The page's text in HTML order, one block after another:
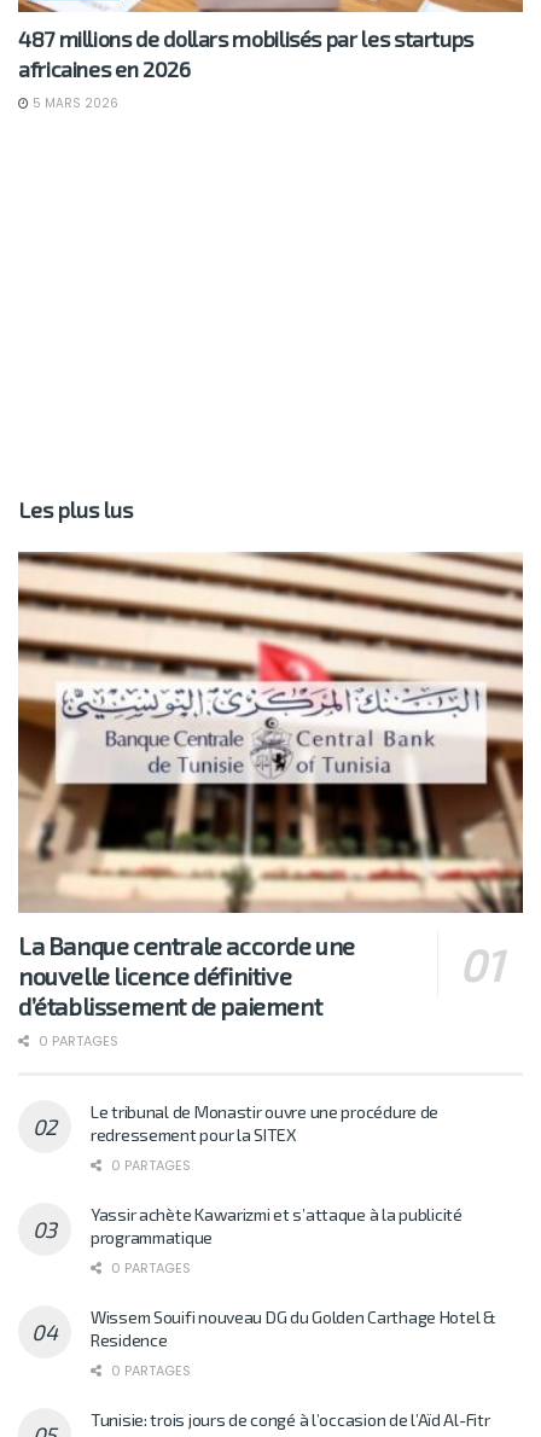
487 millions de dollars mobilisés par les startups
africaines en 2026
5 MARS 2026
Les plus lus
La Banque centrale accorde une
nouvelle licence définitive
d’établissement de paiement
0 PARTAGES
Le tribunal de Monastir ouvre une procédure de
redressement pour la SITEX
0 PARTAGES
Yassir achète Kawarizmi et s’attaque à la publicité
programmatique
0 PARTAGES
Wissem Souifi nouveau DG du Golden Carthage Hotel &
Residence
0 PARTAGES
Tunisie: trois jours de congé à l’occasion de l’Aïd Al-Fitr